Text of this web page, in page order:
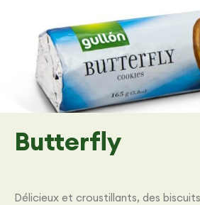
Butterfly
Délicieux et croustillants, des